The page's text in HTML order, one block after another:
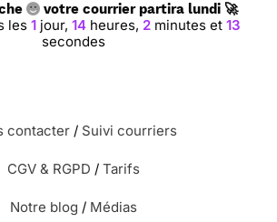
votre courrier partira lundi 🚀
les 1 jour, 14 heures, 2 minutes et 13
secondes
contacter / Suivi courriers
CGV & RGPD / Tarifs
Notre blog / Médias